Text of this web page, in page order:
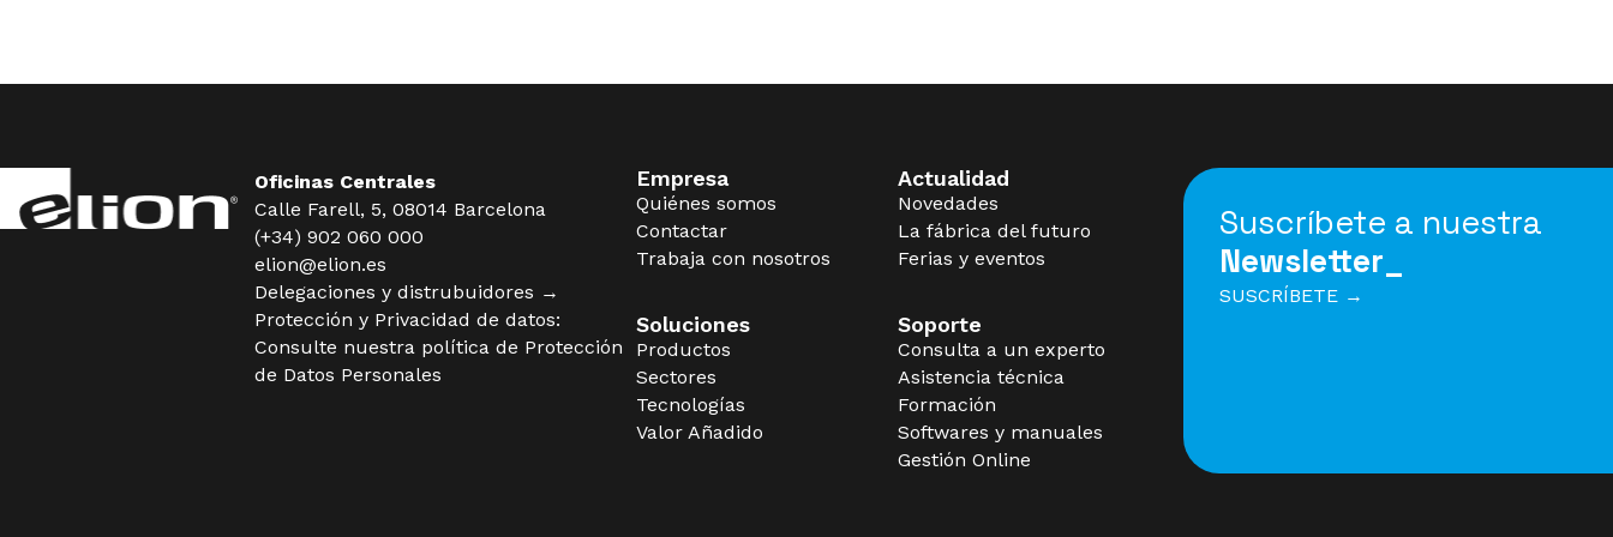
Oficinas Centrales
Calle Farell, 5, 08014 Barcelona
(+34) 902 060 000
elion@elion.es
Delegaciones y distrubuidores →
Protección y Privacidad de datos:
Consulte nuestra política de Protección
de Datos Personales
Empresa
Quiénes somos
Contactar
Trabaja con nosotros
Soluciones
Productos
Sectores
Tecnologías
Valor Añadido
Actualidad
Novedades
La fábrica del futuro
Ferias y eventos
Soporte
Consulta a un experto
Asistencia técnica
Formación
Softwares y manuales
Gestión Online
Suscríbete a nuestra
Newsletter_
SUSCRÍBETE →